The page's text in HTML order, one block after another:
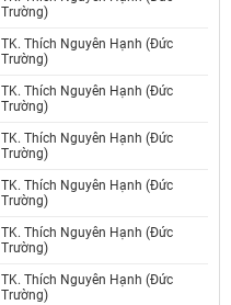
Trường)
TK. Thích Nguyên Hạnh (Đức
Trường)
TK. Thích Nguyên Hạnh (Đức
Trường)
TK. Thích Nguyên Hạnh (Đức
Trường)
TK. Thích Nguyên Hạnh (Đức
Trường)
TK. Thích Nguyên Hạnh (Đức
Trường)
TK. Thích Nguyên Hạnh (Đức
Trường)